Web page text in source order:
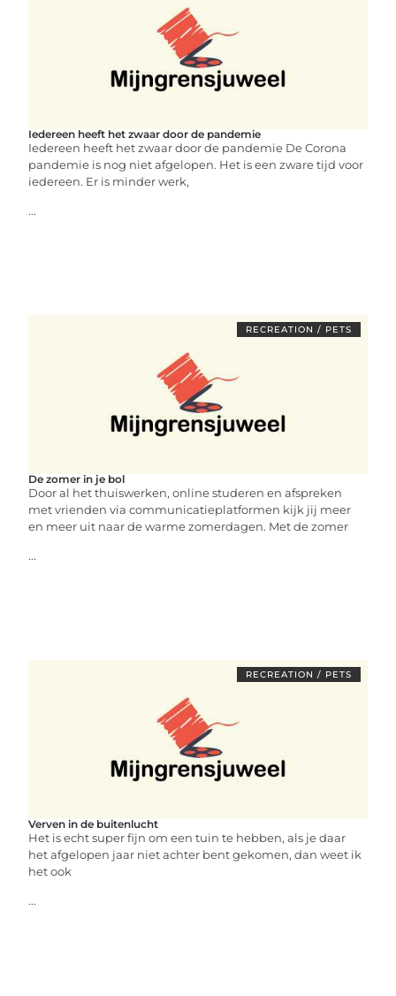
Iedereen heeft het zwaar door de pandemie
Iedereen heeft het zwaar door de pandemie De Corona
pandemie is nog niet afgelopen. Het is een zware tijd voor
iedereen. Er is minder werk,
...
RECREATION / PETS
De zomer in je bol
Door al het thuiswerken, online studeren en afspreken
met vrienden via communicatieplatformen kijk jij meer
en meer uit naar de warme zomerdagen. Met de zomer
...
RECREATION / PETS
Verven in de buitenlucht
Het is echt super fijn om een tuin te hebben, als je daar
het afgelopen jaar niet achter bent gekomen, dan weet ik
het ook
...